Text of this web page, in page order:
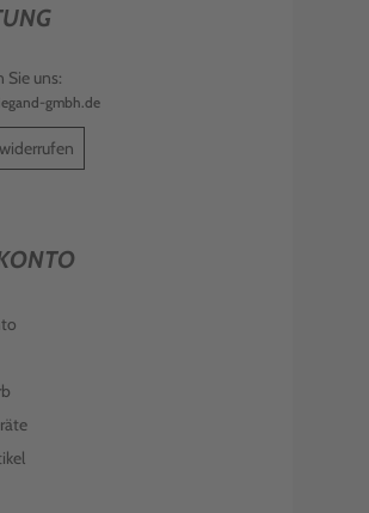
TROMMEL DR-243CL
123,99
BROTHER TONER TN-247BKTWIN
SCHWARZ
192,99 inkl. MwSt. zzgl. Versand
110,99
Sie uns:
gmbh.de